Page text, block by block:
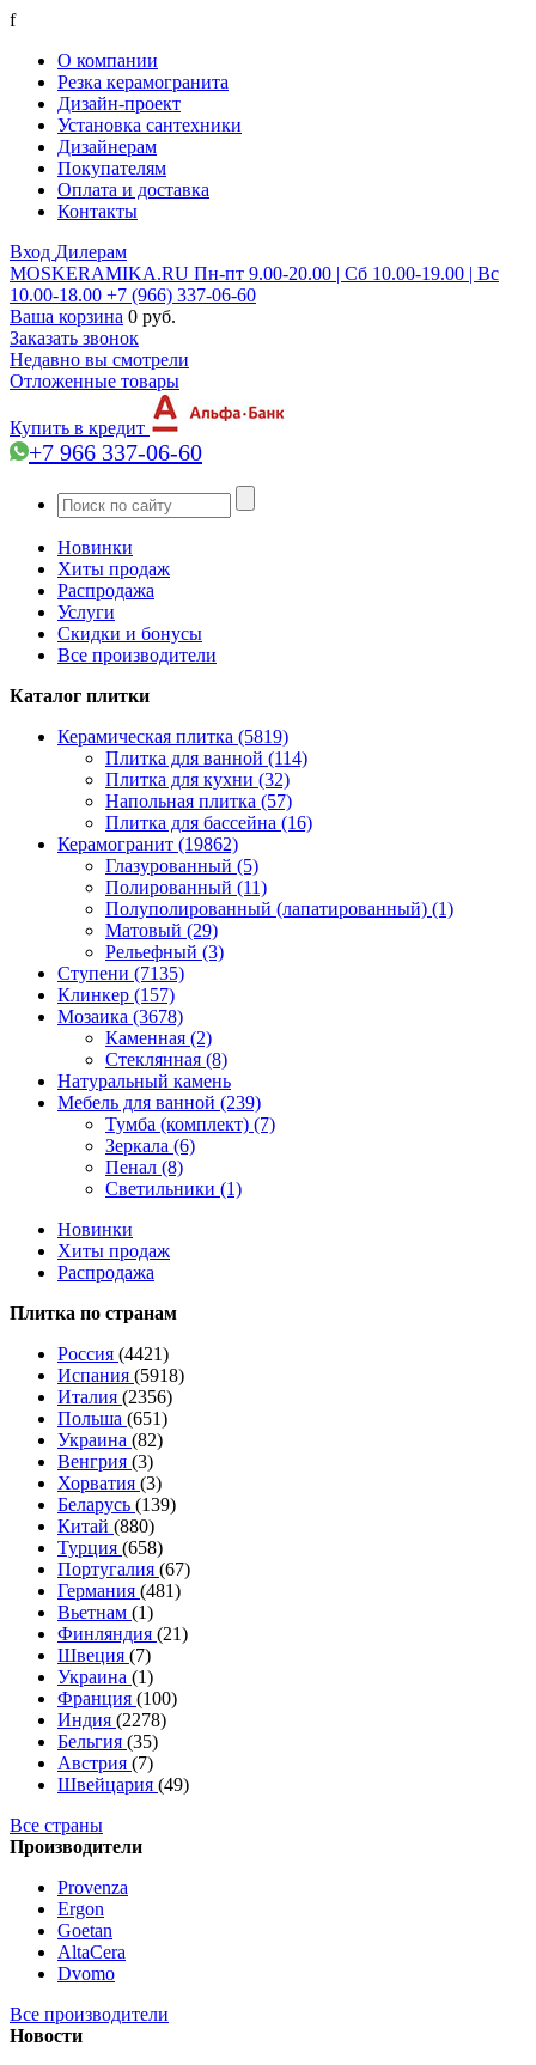
f
О компании
Резка керамогранита
Дизайн-проект
Установка сантехники
Дизайнерам
Покупателям
Оплата и доставка
Контакты
Вход Дилерам
MOSKERAMIKA.RU Пн-пт 9.00-20.00 | Сб 10.00-19.00 | Вс
10.00-18.00 +7 (966) 337-06-60
Ваша корзина 0 руб.
Заказать звонок
Недавно вы смотрели
Отложенные товары
Купить в кредит
+7 966 337-06-60
Новинки
Хиты продаж
Распродажа
Услуги
Скидки и бонусы
Все производители
Каталог плитки
Керамическая плитка (5819)
Плитка для ванной (114)
Плитка для кухни (32)
Напольная плитка (57)
Плитка для бассейна (16)
Керамогранит (19862)
Глазурованный (5)
Полированный (11)
Полуполированный (лапатированный) (1)
Матовый (29)
Рельефный (3)
Ступени (7135)
Клинкер (157)
Мозаика (3678)
Каменная (2)
Стеклянная (8)
Натуральный камень
Мебель для ванной (239)
Тумба (комплект) (7)
Зеркала (6)
Пенал (8)
Светильники (1)
Новинки
Хиты продаж
Распродажа
Плитка по странам
Россия (4421)
Испания (5918)
Италия (2356)
Польша (651)
Украина (82)
Венгрия (3)
Хорватия (3)
Беларусь (139)
Китай (880)
Турция (658)
Португалия (67)
Германия (481)
Вьетнам (1)
Финляндия (21)
Швеция (7)
Украина (1)
Франция (100)
Индия (2278)
Бельгия (35)
Австрия (7)
Швейцария (49)
Все страны
Производители
Provenza
Ergon
Goetan
AltaСera
Dvomo
Все производители
Новости